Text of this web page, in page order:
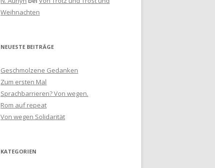
Weihnachten
NEUESTE BEITRÄGE
Geschmolzene Gedanken
Zum ersten Mal
Sprachbarrieren? Von wegen.
Rom auf repeat
Von wegen Solidarität
KATEGORIEN